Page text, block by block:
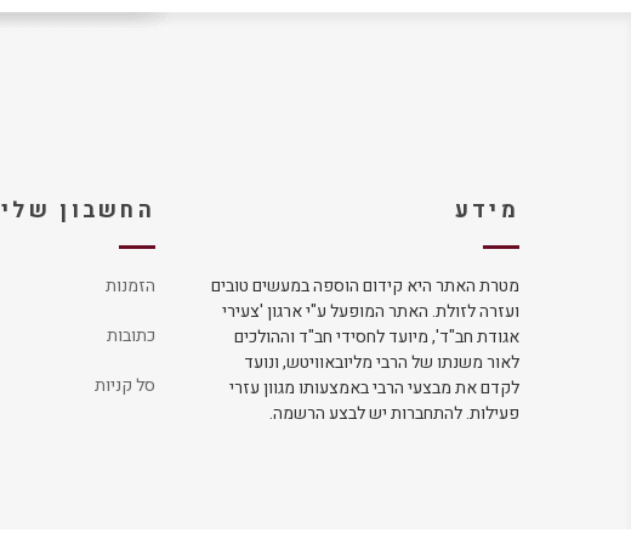
מידע
מטרת האתר היא קידום הוספה במעשים טובים
ועזרה לזולת. האתר המופעל ע"י ארגון 'צעירי
אגודת חב"ד', מיועד לחסידי חב"ד וההולכים
לאור משנתו של הרבי מליובאוויטש, ונועד
לקדם את מבצעי הרבי באמצעותו מגוון עזרי
פעילות. להתחברות יש לבצע הרשמה.
החשבון שלי
הזמנות
כתובות
סל קניות